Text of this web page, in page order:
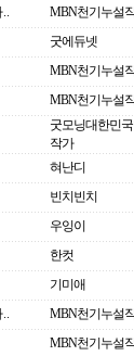
MBN천기누설
굿에듀넷
MBN천기누설
MBN천기누설
굿모닝대한민
작가
혀난디
빈치빈치
우잉이
한컷
기미애
MBN천기누설
MBN천기누설